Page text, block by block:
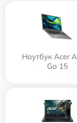
Ноутбук Acer
Go 15